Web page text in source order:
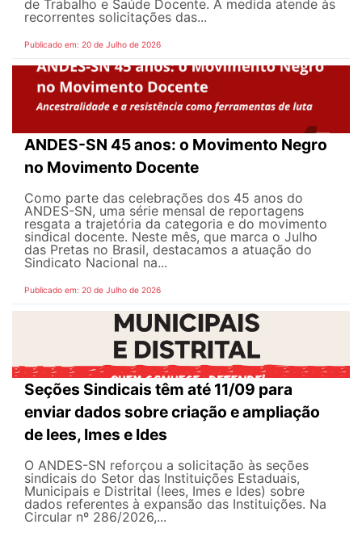
de Trabalho e Saúde Docente. A medida atende às
recorrentes solicitações das...
Publicado em: 20 de Julho de 2026
ANDES-SN 45 anos: o Movimento Negro
no Movimento Docente
Como parte das celebrações dos 45 anos do
ANDES-SN, uma série mensal de reportagens
resgata a trajetória da categoria e do movimento
sindical docente. Neste mês, que marca o Julho
das Pretas no Brasil, destacamos a atuação do
Sindicato Nacional na...
Publicado em: 20 de Julho de 2026
Seções Sindicais têm até 11/09 para
enviar dados sobre criação e ampliação
de Iees, Imes e Ides
O ANDES-SN reforçou a solicitação às seções
sindicais do Setor das Instituições Estaduais,
Municipais e Distrital (Iees, Imes e Ides) sobre
dados referentes à expansão das Instituições. Na
Circular nº 286/2026,...